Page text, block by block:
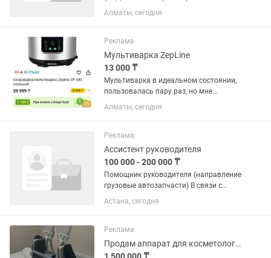
по продаже бытовой и электронной
техники требуются девушки от 20 до 25
Условия работы: 💰 Заработная плата:
400 000...
Алматы, сегодня
Реклама
Мультиварка ZepLine
13 000 ₸
Мультиварка в идеальном состоянии,
пользовалась пару раз, но мне
привычнее по старинке все готовить,
поэтому продаю. Коробку не
Алматы, сегодня
Реклама
Ассистент руководителя
100 000 - 200 000 ₸
Помощник руководителя (направление
грузовые автозапчасти) В связи с
развитием компании приглашаем в
команду помощника руководителя по
грузовой техники (в первую...
Астана, сегодня
Реклама
Продам аппарат для косметологии Body Sculp на мышцы